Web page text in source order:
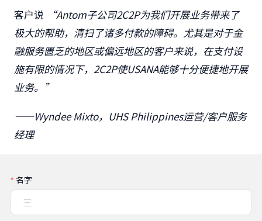
客户说
“Antom子公司2C2P为我们开展业务带来了
极大的帮助，清扫了诸多付款的障碍。尤其是对于金
融服务匮乏的地区或偏远地区的客户来说，在支付设
施有限的情况下，2C2P使USANA能够十分便捷地开展
业务。”
——Wyndee Mixto，UHS Philippines运营/客户服务
经理
名字